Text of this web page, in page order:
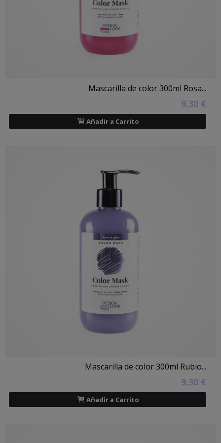
Mascarilla de color 300ml Rosa...
9,30 €
Añadir a Carrito
Mascarilla de color 300ml Rubio...
9,30 €
Añadir a Carrito